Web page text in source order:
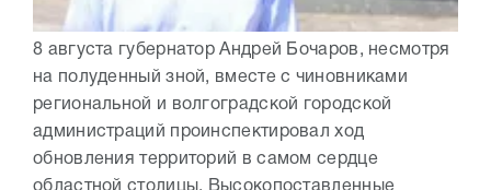
8 августа губернатор Андрей Бочаров, несмотря
на полуденный зной, вместе с чиновниками
региональной и волгоградской городской
администраций проинспектировал ход
обновления территорий в самом сердце
областной столицы. Высокопоставленные